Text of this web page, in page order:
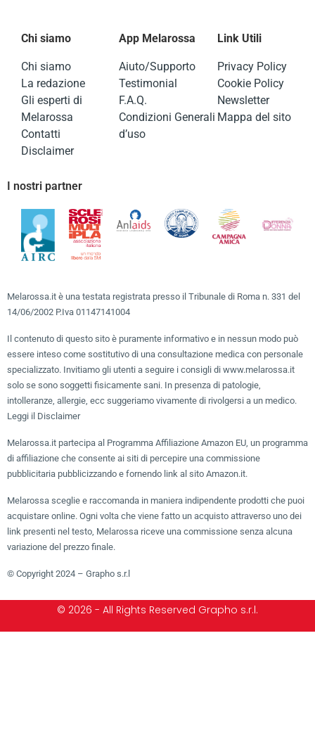
Chi siamo
Chi siamo
La redazione
Gli esperti di
Melarossa
Contatti
Disclaimer
App Melarossa
Aiuto/Supporto
Testimonial
F.A.Q.
Condizioni Generali
d’uso
Link Utili
Privacy Policy
Cookie Policy
Newsletter
Mappa del sito
I nostri partner
Melarossa.it è una testata registrata presso il Tribunale di Roma n. 331 del
14/06/2002 P.Iva 01147141004
Il contenuto di questo sito è puramente informativo e in nessun modo può
essere inteso come sostitutivo di una consultazione medica con personale
specializzato. Invitiamo gli utenti a seguire i consigli di www.melarossa.it
solo se sono soggetti fisicamente sani. In presenza di patologie,
intolleranze, allergie, ecc suggeriamo vivamente di rivolgersi a un medico.
Leggi il Disclaimer
Melarossa.it partecipa al Programma Affiliazione Amazon EU, un programma
di affiliazione che consente ai siti di percepire una commissione
pubblicitaria pubblicizzando e fornendo link al sito Amazon.it.
Melarossa sceglie e raccomanda in maniera indipendente prodotti che puoi
acquistare online. Ogni volta che viene fatto un acquisto attraverso uno dei
link presenti nel testo, Melarossa riceve una commissione senza alcuna
variazione del prezzo finale.
© Copyright 2024 – Grapho s.r.l
© 2026 - All Rights Reserved Grapho s.r.l.